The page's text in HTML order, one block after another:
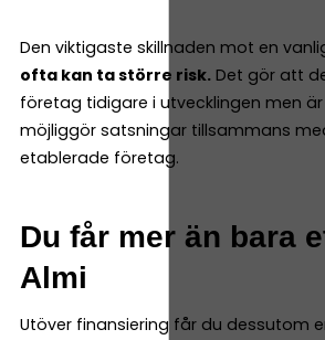
Den viktigaste skillnaden mot en
ofta kan ta större risk. Det gör att
företag tidigare i utvecklingen men
möjliggör satsningar tillsammans
etablerade företag.
Du får mer än bara
Almi
Utöver finansiering får du dessutom